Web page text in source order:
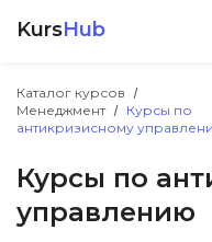
KursHub
Каталог курсов
Менеджмент
Курсы по
антикризисному
Курсы по
управлению